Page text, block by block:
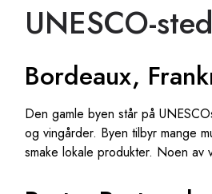
UNESCO-
Bordeaux,
Den gamle byen står på
og vingårder. Byen tilbyr mange
smake lokale produkter. Noen av